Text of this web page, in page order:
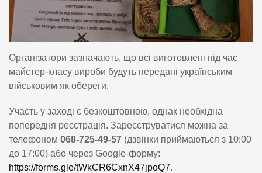
Організатори зазначають, що всі виготовлені під час
майстер-класу вироби будуть передані українським
військовим як обереги.
Участь у заході є безкоштовною, однак необхідна
попередня реєстрація. Зареєструватися можна за
телефоном 068-725-49-57 (дзвінки приймаються з 10:00
до 17:00) або через Google-форму:
https://forms.gle/tWkCR6CxnX47jpoQ7.